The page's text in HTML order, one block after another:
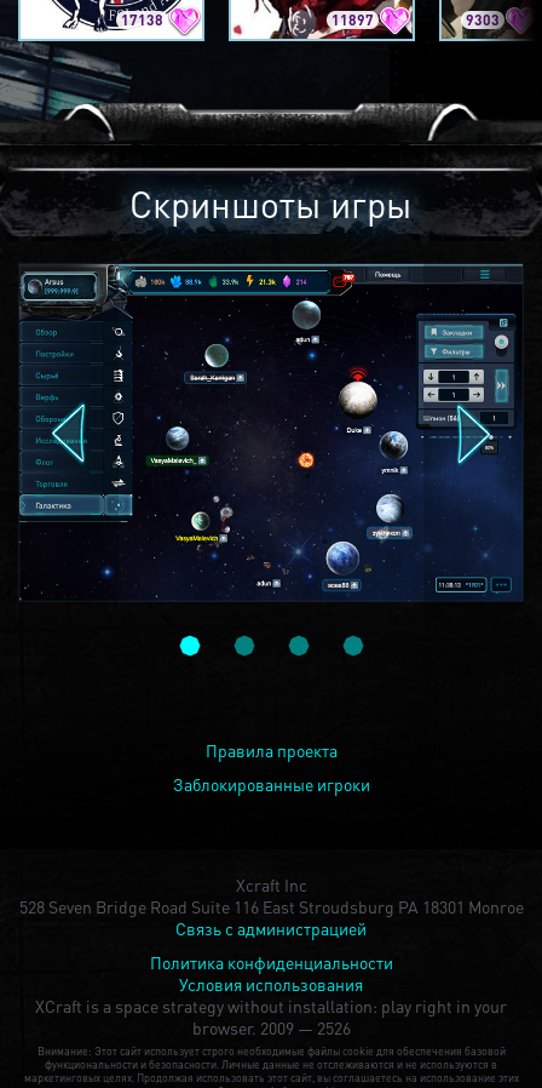
17138 11897 9303
Скриншоты игры
Правила проекта
Заблокированные игроки
Xcraft Inc
528 Seven Bridge Road Suite 116 East Stroudsburg PA 18301 Monroe
Связь с администрацией
Политика конфиденциальности
Условия использования
XCraft is a space strategy without installation: play right in your
browser. 2009 — 2526
Внимание: Этот сайт использует строго необходимые файлы cookie для обеспечения базовой
функциональности и безопасности. Личные данные не отслеживаются и не используются в
маркетинговых целях. Продолжая использовать этот сайт, вы соглашаетесь на использование этих